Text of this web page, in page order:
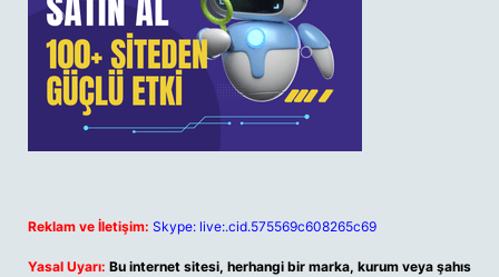
Reklam ve İletişim: Skype: live:.cid.575569c608265c69
Yasal Uyarı: Bu internet sitesi, herhangi bir marka, kurum veya şahıs